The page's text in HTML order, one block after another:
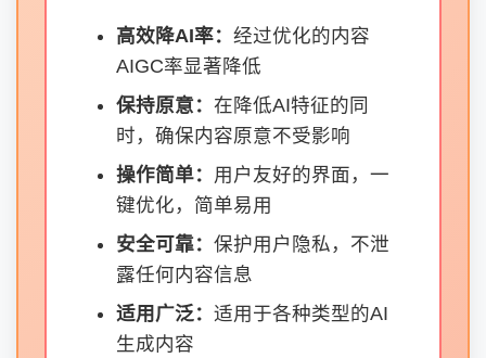
高效降AI率： 经过优化的内容
AIGC率显著降低
保持原意： 在降低AI特征的同
时，确保内容原意不受影响
操作简单： 用户友好的界面，一
键优化，简单易用
安全可靠： 保护用户隐私，不泄
露任何内容信息
适用广泛： 适用于各种类型的AI
生成内容